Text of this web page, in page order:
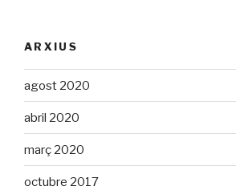
ARXIUS
agost 2020
abril 2020
març 2020
octubre 2017